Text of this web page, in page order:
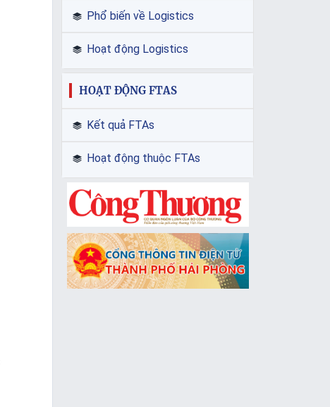
Phổ biến về Logistics
Hoạt động Logistics
HOẠT ĐỘNG FTAS
Kết quả FTAs
Hoạt động thuộc FTAs